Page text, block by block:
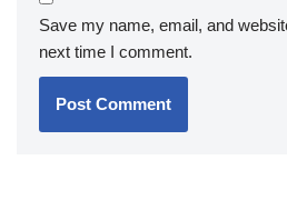
Save my name, email, and
next time I comment.